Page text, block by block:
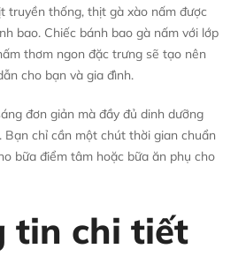
truyền thống, thịt gà xào nấm được
bao. Chiếc bánh bao gà nấm với lớp
thơm ngon đặc trưng sẽ tạo nên
cho bạn và gia đình.
đơn giản mà đầy đủ dinh dưỡng
chỉ cần một chút thời gian chuẩn
bữa điểm tâm hoặc bữa ăn phụ cho
tin chi tiết